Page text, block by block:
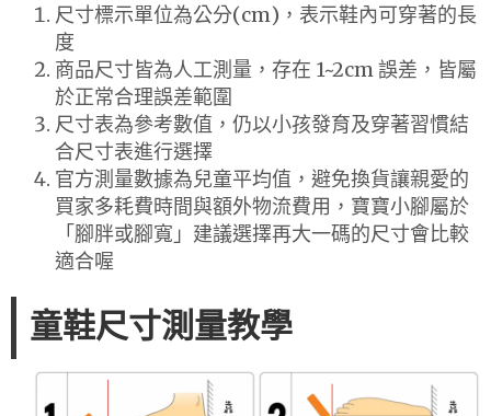
尺寸標示單位為公分(cm)，表示鞋內可穿著的長
度
商品尺寸皆為人工測量，存在 1~2cm 誤差，皆屬
於正常合理誤差範圍
尺寸表為參考數值，仍以小孩發育及穿著習慣結
合尺寸表進行選擇
官方測量數據為兒童平均值，避免換貨讓親愛的
買家多耗費時間與額外物流費用，寶寶小腳屬於
「腳胖或腳寬」建議選擇再大一碼的尺寸會比較
適合喔
童鞋尺寸測量教學